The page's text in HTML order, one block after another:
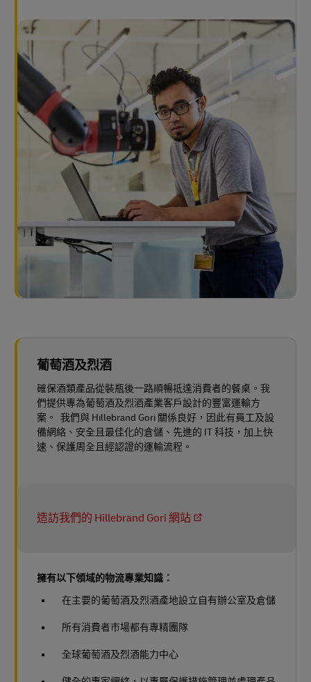
葡萄酒及烈酒
確保酒類產品從裝瓶後一路順暢抵達消費者的餐桌。我
們提供專為葡萄酒及烈酒產業客戶設計的豐富運輸方
案。 我們與 Hillebrand Gori 關係良好，因此有員工及設
備網絡、安全且最佳化的倉儲、先進的 IT 科技，加上快
速、保護周全且經認證的運輸流程。
造訪我們的 Hillebrand Gori 網站
擁有以下領域的物流專業知識：
在主要的葡萄酒及烈酒產地設立自有辦公室及倉儲
所有消費者市場都有專精團隊
全球葡萄酒及烈酒能力中心